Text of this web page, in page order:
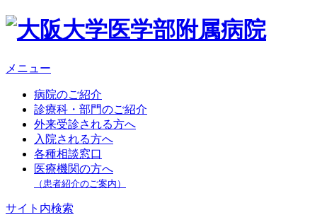
メニュー
病院のご紹介
診療科・部門のご紹介
外来受診される方へ
入院される方へ
各種相談窓口
医療機関の方へ
（患者紹介のご案内）
サイト内検索